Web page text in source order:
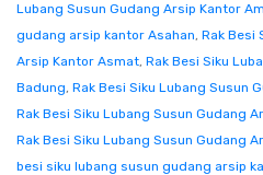
Lubang Susun Gudang Arsip Kantor
gudang arsip kantor Asahan, Rak Besi
Arsip Kantor Asmat, Rak Besi Siku
Badung, Rak Besi Siku Lubang Susun
Rak Besi Siku Lubang Susun Gudang
Rak Besi Siku Lubang Susun Gudang
besi siku lubang susun gudang arsip